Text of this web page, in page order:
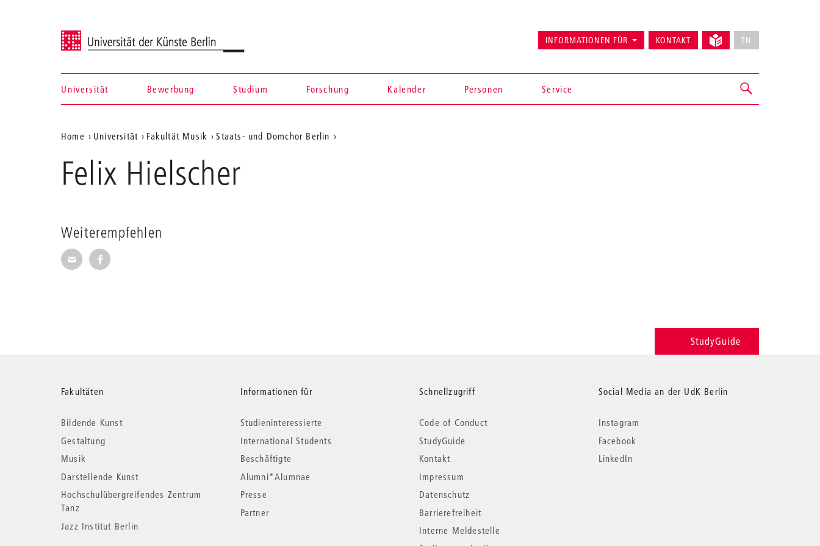
Universität der Künste Berlin
Navigation &
Suche
Universität Bewerbung Studium Forschung Kalender Personen Service
INFORMATIONEN FÜR KONTAKT EN
Aktuelle
Position
auf
Home Universität Fakultät Musik Staats- und Domchor Berlin
Felix Hielscher
Weiterempfehlen
Seite per E-Mail weiterempfehlen
Seite auf Facebook weiterempfehlen
StudyGuide
Weitere
Informationen
Fakultäten
Bildende Kunst
Gestaltung
Musik
Darstellende Kunst
Hochschulübergreifendes Zentrum
Tanz
Jazz Institut Berlin
Informationen für
Studieninteressierte
International Students
Beschäftigte
Alumni*Alumnae
Presse
Partner
Schnellzugriff
Code of Conduct
StudyGuide
Kontakt
Impressum
Datenschutz
Barrierefreiheit
Interne Meldestelle
Social Media an der UdK Berlin
Instagram
Facebook
LinkedIn